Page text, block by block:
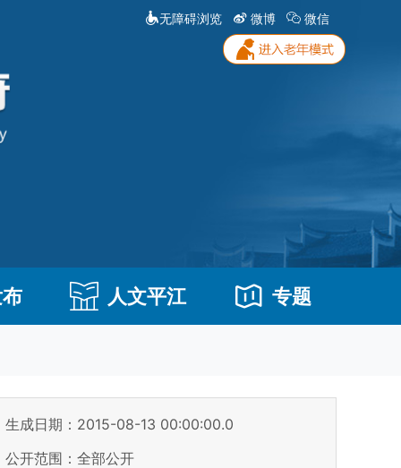
无障碍浏览 微博 微信
人文平江 专题
生成日期：2015-08-13 00:00:00.0
公开范围：全部公开